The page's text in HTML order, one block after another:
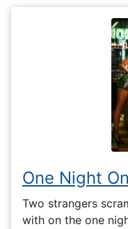
One Night
Two strangers
with on the one